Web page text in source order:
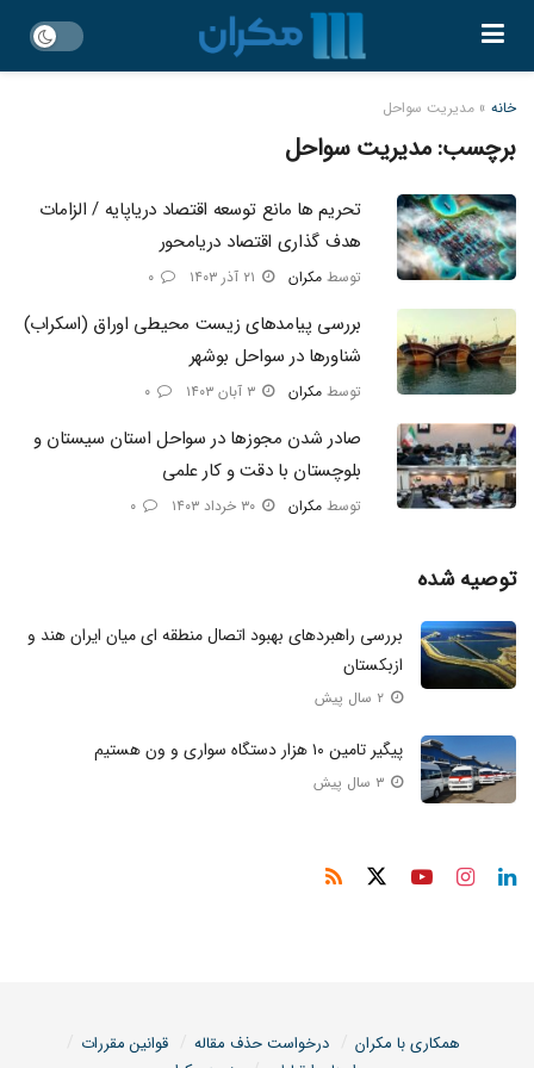
خانه » مدیریت سواحل
برچسب:مدیریت سواحل
تحریم ها مانع توسعه اقتصاد دریاپایه / الزامات
هدف‌ گذاری اقتصاد دریامحور
توسط مکران
بررسی پیامدهای زیست محیطی اوراق (اسکراب)
شناورها در سواحل بوشهر
توسط مکران
صادر شدن مجوزها در سواحل استان سیستان و
بلوچستان با دقت و کار علمی
توسط مکران
توصیه شده
بررسی راهبردهای بهبود اتصال منطقه ای میان ایران هند و
ازبکستان
پیگیر تامین ۱۰ هزار دستگاه سواری و ون هستیم
همکاری با مکران درخواست حذف مقاله
قوانین مقررات